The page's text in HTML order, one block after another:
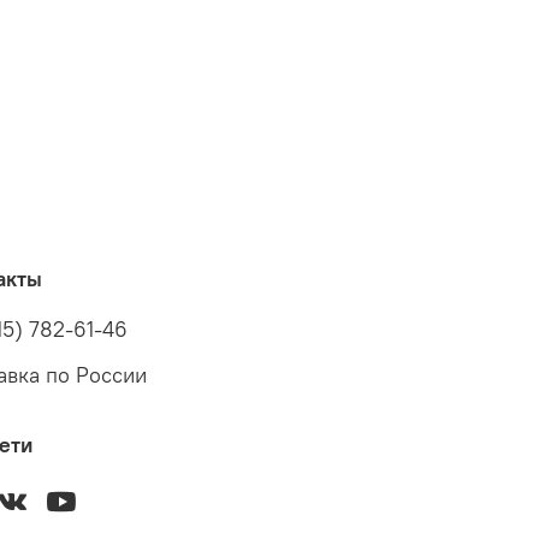
782-61-46
по России